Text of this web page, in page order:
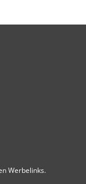
Werbelinks.